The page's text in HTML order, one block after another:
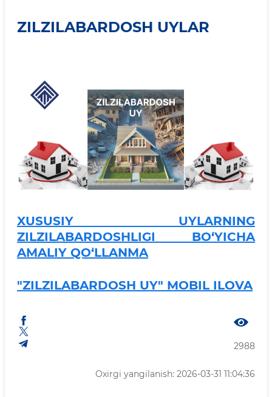
ZILZILABARDOSH UYLAR
XUSUSIY UYLARNING
ZILZILABARDOSHLIGI BO‘YICHA
AMALIY QO‘LLANMA
"ZILZILABARDOSH UY" MOBIL ILOVA
2988
Oxirgi yangilanish: 2026-03-31 11:04:36